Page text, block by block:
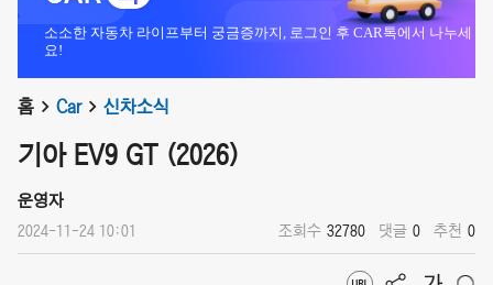
소소한 자동차 라이프부터 궁금증까지, 로그인 후 CAR톡에서 나누세
요!
홈 Car 신차소식
기아 EV9 GT (2026)
운영자
2024-11-24 10:01 조회수 32780 댓글 0 추천 0